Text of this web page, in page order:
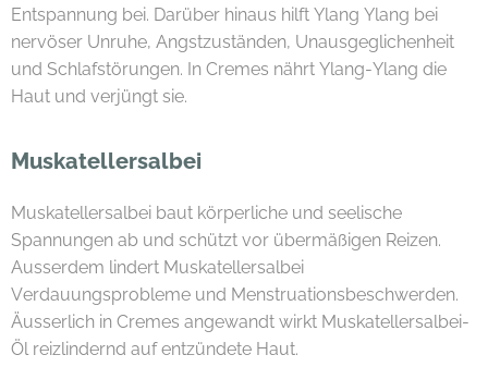
Entspannung bei. Darüber hinaus hilft Ylang Ylang bei
nervöser Unruhe, Angstzuständen, Unausgeglichenheit
und Schlafstörungen. In Cremes nährt Ylang-Ylang die
Haut und verjüngt sie.
Muskatellersalbei
Muskatellersalbei baut körperliche und seelische
Spannungen ab und schützt vor übermäßigen Reizen.
Ausserdem lindert Muskatellersalbei
Verdauungsprobleme und Menstruationsbeschwerden.
Äusserlich in Cremes angewandt wirkt Muskatellersalbei-
Öl reizlindernd auf entzündete Haut.